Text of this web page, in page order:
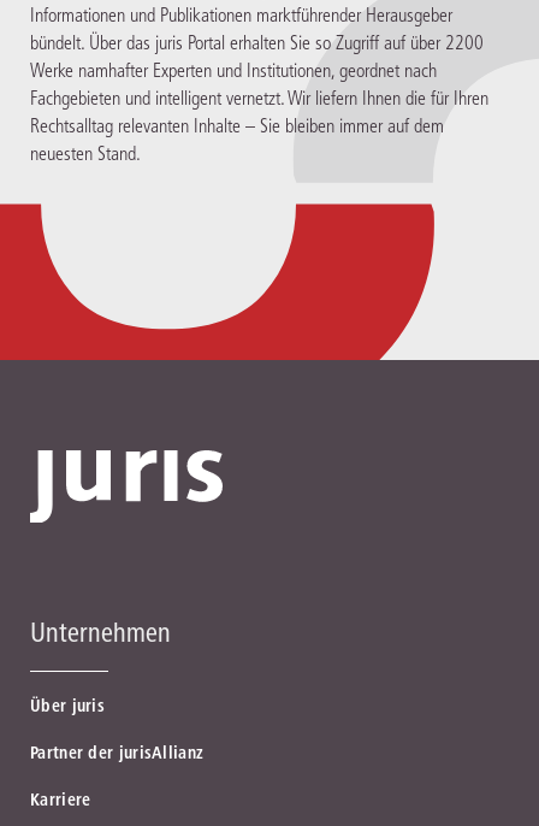
Informationen und Publikationen marktführender Herausgeber
bündelt. Über das juris Portal erhalten Sie so Zugriff auf über 2200
Werke namhafter Experten und Institutionen, geordnet nach
Fachgebieten und intelligent vernetzt. Wir liefern Ihnen die für Ihren
Rechtsalltag relevanten Inhalte – Sie bleiben immer auf dem
neuesten Stand.
Unternehmen
Über juris
Partner der jurisAllianz
Karriere